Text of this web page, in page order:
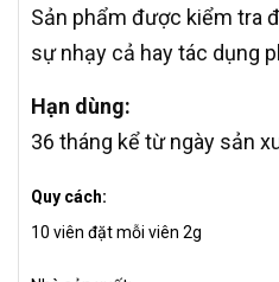
Sản phẩm được kiểm tra
sự nhạy cả hay tác dụng
Hạn dùng:
36 tháng kể từ ngày sản
Quy cách:
10 viên đặt mỗi viên 2g